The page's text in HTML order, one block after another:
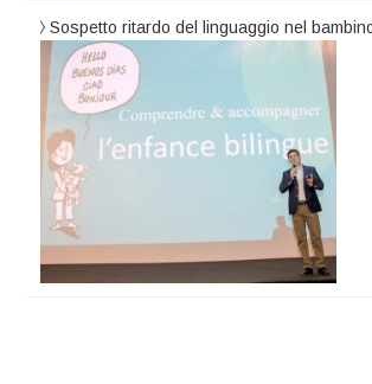
Sospetto ritardo del linguaggio nel